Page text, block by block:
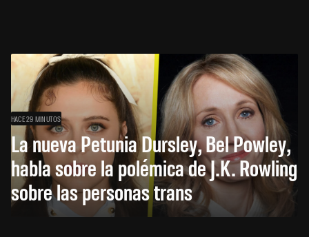
HACE 29 MINUTOS
La nueva Petunia Dursley, Bel Powley,
habla sobre la polémica de J.K. Rowling
sobre las personas trans